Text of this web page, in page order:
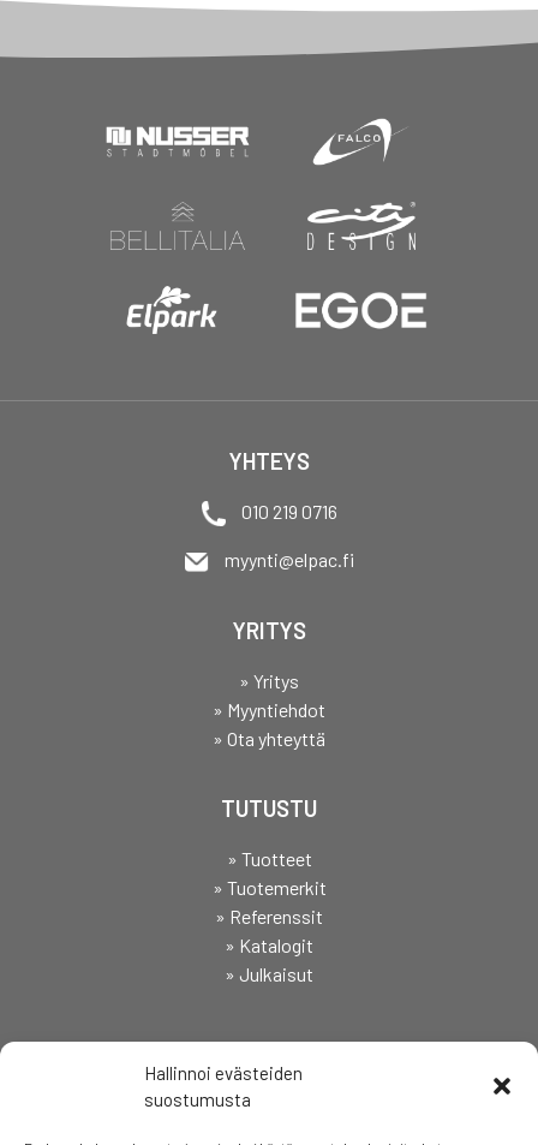
Hallinnoi evästeiden
suostumusta
YHTEYS
010 219 0716
myynti@elpac.fi
YRITYS
» Yritys
» Myyntiehdot
» Ota yhteyttä
TUTUSTU
» Tuotteet
» Tuotemerkit
» Referenssit
» Katalogit
» Julkaisut
SEURAA